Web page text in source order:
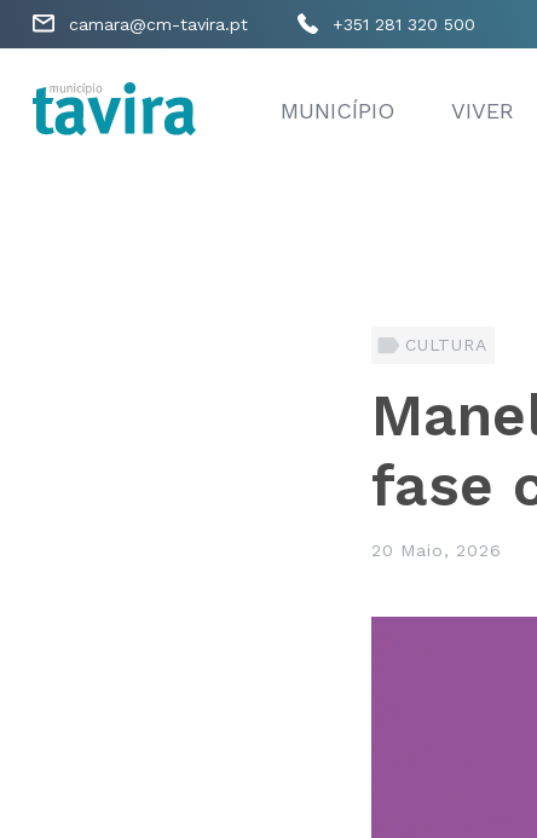
camara@cm-tavira.pt +351 281 320 500
MUNICÍPIO VIVER
CULTURA
fase
20 Maio, 2026